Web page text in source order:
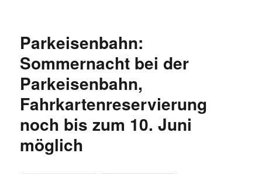
nach
Reparatur
wieder
betriebsbereit
Parkeisenbahn:
Sommernacht bei der
Parkeisenbahn,
Fahrkartenreservierung
noch bis zum 10. Juni
möglich